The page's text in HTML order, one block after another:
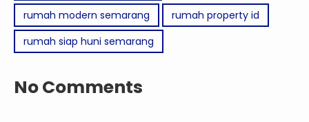
rumah modern semarang
rumah property id
rumah siap huni semarang
No Comments